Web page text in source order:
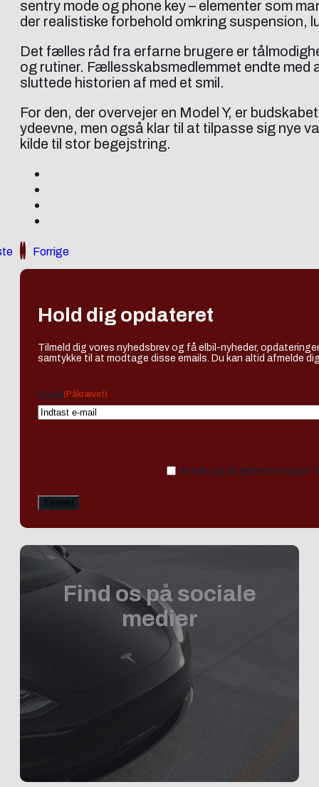
sentry mode og phone key – elementer som
der realistiske forbehold omkring
Det fælles råd fra erfarne brugere er
og rutiner. Fællesskabsmedlemmet endte med
sluttede historien af med et smil.
For den, der overvejer en Model Y, er
ydeevne, men også klar til at tilpasse sig nye
kilde til stor begejstring.
Forrige
Hold dig opdateret
Tilmeld dig vores nyhedsbrev og få elbil-nyheder,
samtykke til at modtage disse emails. Du kan altid afmelde
Email (Påkrævet)
Ja tak, jeg vil gerne modtage
Find os på sociale
medier